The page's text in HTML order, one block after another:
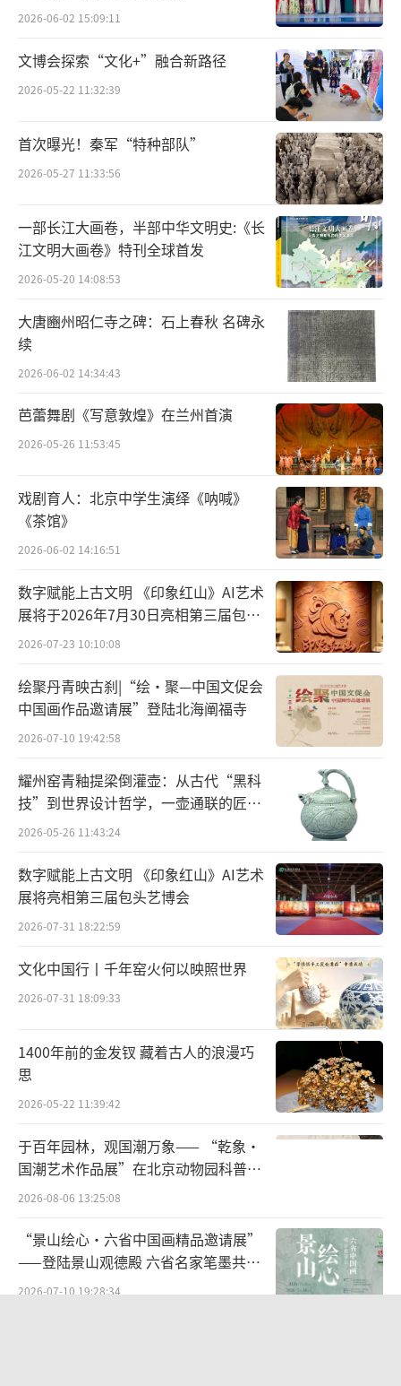
林黛玉是贾宝玉的姑表妹。林黛玉从小聪
明清秀，父母对她爱如珍宝。因母亲（林姑
妈）早亡，姥姥（贾母）疼爱，接到贾府抚养
教育，与姥姥（贾母）、舅表兄（贾宝玉）同
住。后来又死了父亲（林姑爸），从此常住贾
府，贾母等人待她极好。舅表姊（贾元春）省
亲后，林黛玉入住潇湘馆，在大观园诗社里别
号潇湘妃子。她生得倾城倾国容貌，兼有旷世
诗才，从不劝宝玉走封建的仕宦道路，不屑于
仕途经济。无奈在封建礼教压迫下，林黛玉受
薛宝钗大婚之夜泪尽而逝。
“咏絮才”源自才女谢道韫，后来用于指
女子咏诗的才华，后世称赞能诗善文的女子为
有“咏絮才”这里喻指黛玉应怜惜。“玉带林
中挂”，倒过来是指“林黛玉”。美好的一条
封建官僚的腰带，沦落到挂在枯木上，是黛玉
才情被忽视，命运凄惨悲壮的写照。
【判词】钗黛合一
可叹停机德，堪怜咏絮才。 玉带林中挂，
金簪雪里埋。
书中的正册判词是钗黛合一，是说林黛玉
薛宝钗是贾宝玉的从母姊/姨姊、妻子，诗
号蘅芜君。容貌丰美，举止娴雅，心思缜密。
（薛蟠）。宝钗进京后与母亲薛姨妈、哥哥薛
蟠暂住于贾府，不久搬出。她挂有一把錾
有“不离不弃，芳龄永继”的金锁，与贾宝玉
随身所载之玉上所刻之“莫失莫忘，仙寿恒
昌”恰好是一对，寓意金玉良缘。林黛玉去世
后，贾宝玉与薛宝钗成婚，婚后不久，宝玉对
2026-06-02 15:09:11
文博会探索“文化+”融合新路径
2026-05-22 11:32:39
首次曝光！秦军“特种部队”
2026-05-27 11:33:56
一部长江大画卷，半部中华文明史:《长
江文明大画卷》特刊全球首发
2026-05-20 14:08:53
大唐豳州昭仁寺之碑：石上春秋 名碑永
续
2026-06-02 14:34:43
芭蕾舞剧《写意敦煌》在兰州首演
2026-05-26 11:53:45
戏剧育人：北京中学生演绎《呐喊》
《茶馆》
2026-06-02 14:16:51
数字赋能上古文明 《印象红山》AI艺术
展将于2026年7月30日亮相第三届包头
艺博会
2026-07-23 10:10:08
绘聚丹青映古刹|“绘·聚—中国文促会
中国画作品邀请展”登陆北海阐福寺
2026-07-10 19:42:58
耀州窑青釉提梁倒灌壶：从古代“黑科
技”到世界设计哲学，一壶通联的匠心
宇宙
2026-05-26 11:43:24
数字赋能上古文明 《印象红山》AI艺术
展将亮相第三届包头艺博会
2026-07-31 18:22:59
文化中国行丨千年窑火何以映照世界
2026-07-31 18:09:33
1400年前的金发钗 藏着古人的浪漫巧
思
2026-05-22 11:39:42
于百年园林，观国潮万象—— “乾象·
国潮艺术作品展”在北京动物园科普馆
机动展厅开展
2026-08-06 13:25:08
“景山绘心・六省中国画精品邀请展”
——登陆景山观德殿 六省名家笔墨共绘
中轴雅韵
2026-07-10 19:28:34